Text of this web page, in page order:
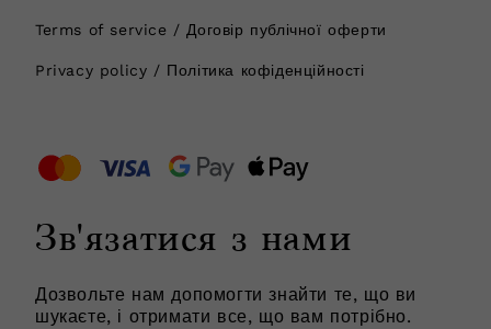
Terms of service / Договір публічної оферти
Privacy policy / Політика кофіденційності
Зв'язатися з нами
Дозвольте нам допомогти знайти те, що ви
шукаєте, і отримати все, що вам потрібно.